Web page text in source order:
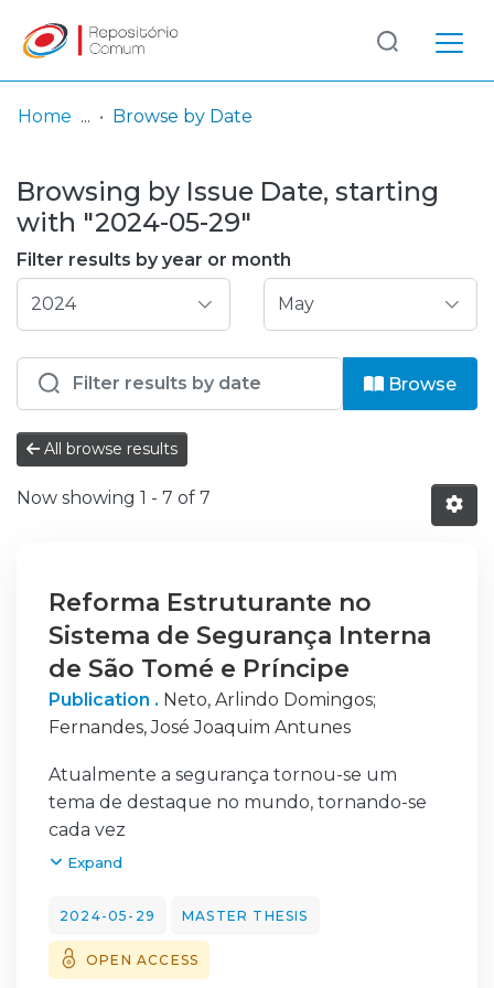
& Collections
Browse repository
Entities
Log
In
(current)
Home Browse by Date
Browsing by Issue Date, starting
with "2024-05-29"
Filter results by year or month
Browse
All browse results
Now showing 1 - 7 of 7
Reforma Estruturante no
Sistema de Segurança Interna
de São Tomé e Príncipe
Publication . Neto, Arlindo Domingos;
Fernandes, José Joaquim Antunes
Atualmente a segurança tornou-se um
tema de destaque no mundo, tornando-se
cada vez
mais uma das grandes preocupações dos
Estados, surgindo a cada momento, novas e
desafiantes, quer do ponto de vista interno
quer do ponto de vista externo. Estas
Expand
2024-05-29 MASTER THESIS
OPEN ACCESS